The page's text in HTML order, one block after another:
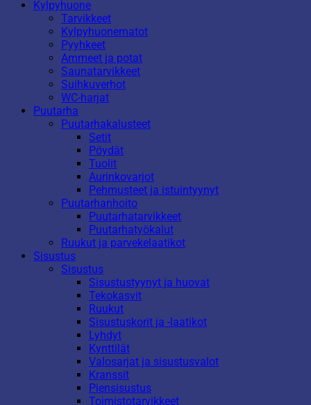
Kylpyhuone
Tarvikkeet
Kylpyhuonematot
Pyyhkeet
Ammeet ja potat
Saunatarvikkeet
Suihkuverhot
WC-harjat
Puutarha
Puutarhakalusteet
Setit
Pöydät
Tuolit
Aurinkovarjot
Pehmusteet ja istuintyynyt
Puutarhanhoito
Puutarhatarvikkeet
Puutarhatyökalut
Ruukut ja parvekelaatikot
Sisustus
Sisustus
Sisustustyynyt ja huovat
Tekokasvit
Ruukut
Sisustuskorit ja -laatikot
Lyhdyt
Kynttilät
Valosarjat ja sisustusvalot
Kranssit
Piensisustus
Toimistotarvikkeet